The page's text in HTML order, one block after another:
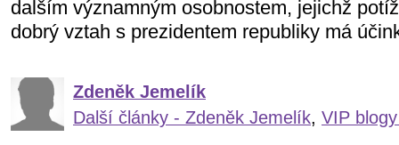
dalším významným osobnostem, jejichž
dobrý vztah s prezidentem republiky má
Zdeněk Jemelík
Další články - Zdeněk Jemelík, VIP